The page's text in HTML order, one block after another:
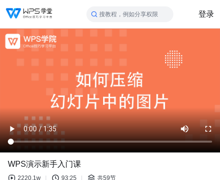
搜教程，例如分享权限 登录
WPS演示新手入门课
2220.1w 93:25 共59节